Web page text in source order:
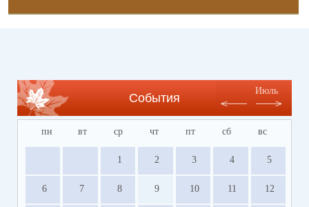
События
Июль
пн вт ср чт пт сб вс
1 2 3 4 5
6 7 8 9 10 11 12